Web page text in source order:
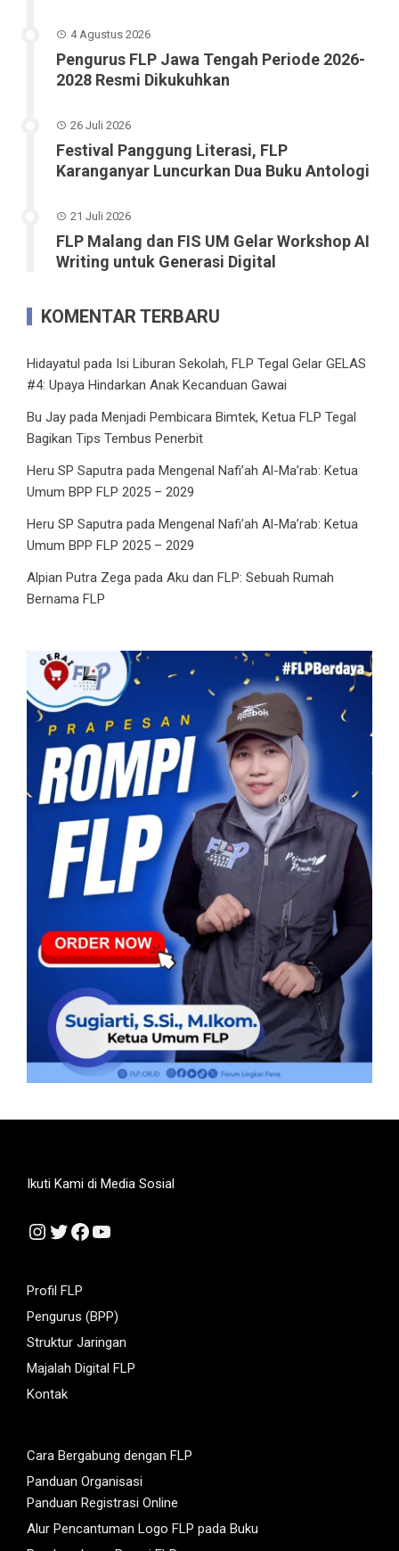
4 Agustus 2026
Pengurus FLP Jawa Tengah Periode 2026-
2028 Resmi Dikukuhkan
26 Juli 2026
Festival Panggung Literasi, FLP
Karanganyar Luncurkan Dua Buku Antologi
21 Juli 2026
FLP Malang dan FIS UM Gelar Workshop AI
Writing untuk Generasi Digital
KOMENTAR TERBARU
Hidayatul pada Isi Liburan Sekolah, FLP Tegal Gelar GELAS
#4: Upaya Hindarkan Anak Kecanduan Gawai
Bu Jay pada Menjadi Pembicara Bimtek, Ketua FLP Tegal
Bagikan Tips Tembus Penerbit
Heru SP Saputra pada Mengenal Nafi’ah Al-Ma’rab: Ketua
Umum BPP FLP 2025 – 2029
Heru SP Saputra pada Mengenal Nafi’ah Al-Ma’rab: Ketua
Umum BPP FLP 2025 – 2029
Alpian Putra Zega pada Aku dan FLP: Sebuah Rumah
Bernama FLP
Ikuti Kami di Media Sosial
Instagram
Twitter
Facebook
YouTube
Profil FLP
Pengurus (BPP)
Struktur Jaringan
Majalah Digital FLP
Kontak
Cara Bergabung dengan FLP
Panduan Organisasi
Panduan Registrasi Online
Alur Pencantuman Logo FLP pada Buku